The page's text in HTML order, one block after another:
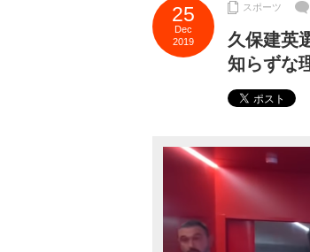
25
Dec
2019
スポーツ
久保建英
知らずな